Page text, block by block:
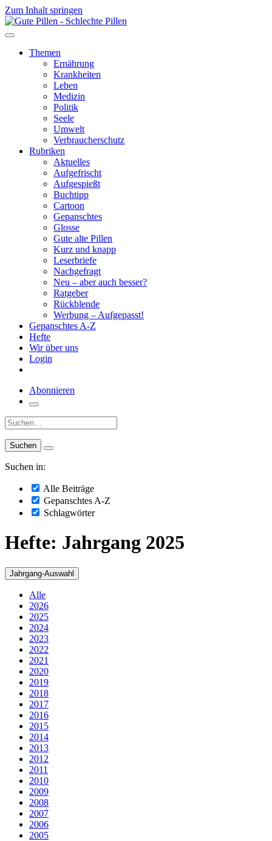
Zum Inhalt springen
Themen
Ernährung
Krankheiten
Leben
Medizin
Politik
Seele
Umwelt
Verbraucherschutz
Rubriken
Aktuelles
Aufgefrischt
Aufgespießt
Buchtipp
Cartoon
Gepanschtes
Glosse
Gute alte Pillen
Kurz und knapp
Leserbriefe
Nachgefragt
Neu – aber auch besser?
Ratgeber
Rückblende
Werbung – Aufgepasst!
Gepanschtes A-Z
Hefte
Wir über uns
Login
Abonnieren
Suche:
Suchen in:
Alle Beiträge
Gepanschtes A-Z
Schlagwörter
Hefte: Jahrgang 2025
Jahrgang-Auswahl
Alle
2026
2025
2024
2023
2022
2021
2020
2019
2018
2017
2016
2015
2014
2013
2012
2011
2010
2009
2008
2007
2006
2005